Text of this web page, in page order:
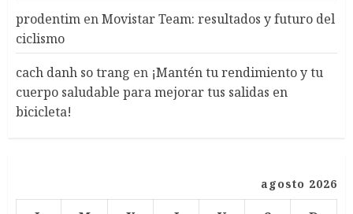
prodentim enMovistar Team: resultados y futuro del
ciclismo
cach danh so trang en ¡Mantén tu rendimiento y tu
cuerpo saludable para mejorar tus salidas en
bicicleta!
agosto 2026